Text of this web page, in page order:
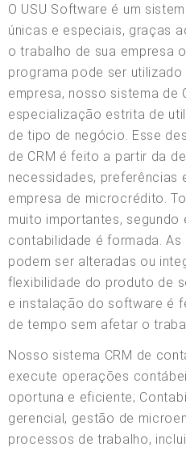
O USU Software é um
únicas e especiais, graças
o trabalho de sua empresa
programa pode ser
empresa, nosso sistema de
especialização estrita de
de tipo de negócio. Esse
de CRM é feito a partir da
necessidades, preferências
empresa de microcrédito.
muito importantes, segundo
contabilidade é formada.
podem ser alteradas ou
flexibilidade do produto de
e instalação do software é
de tempo sem afetar o
Nosso sistema CRM de
execute operações
oportuna e eficiente;
gerencial, gestão de
processos de trabalho,